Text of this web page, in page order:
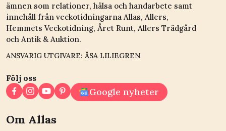
ämnen som relationer, hälsa och handarbete samt
innehåll från veckotidningarna Allas, Allers,
Hemmets Veckotidning, Året Runt, Allers Trädgård
och Antik & Auktion.
ANSVARIG UTGIVARE: ÅSA LILIEGREN
Följ oss
Google nyheter
Om Allas